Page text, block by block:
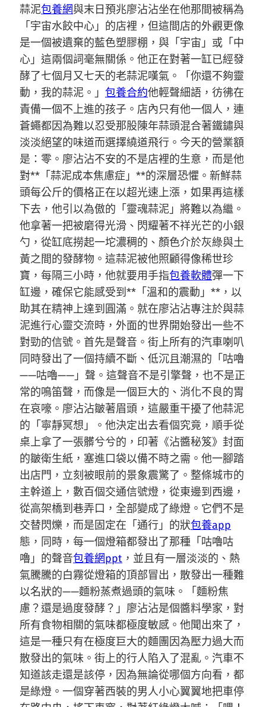
蒜泥包養網與末日預兆廖沾沾坐在他那間被稱為
「宇宙水餃中心」的店裡，但這間店的外觀更像
是一個被遺棄的藍色塑膠棚，與「宇宙」或「中
心」這兩個詞毫無關係。他正在對著一缸已經發
酵了七個月又七天的老蒜泥嘆氣。「你還不夠靈
動，我的蒜泥。」 包養合約他輕聲細語，彷彿在
責備一個不上進的孩子。店內只有他一個人，連
蒼蠅都因為難以忍受那股陳年蒜頭混合著鐵鏽與
淡淡絕望的味道而選擇繞道飛行。今天的營業額
是：零。廖沾沾不安的不是店裡的生意，而是他
對**「蒜泥成本焦慮症」**的深層恐懼。新鮮蒜
頭每公斤的價格正在以超光速上漲，如果再這樣
下去，他引以為傲的「靈魂蒜泥」將難以為繼。
他拿著一把被磨得光滑、閃耀著不祥光芒的小銀
勺，從缸底撈起一坨濃稠的、顏色介於灰綠與土
黃之間的發酵物。這蒜泥被他照顧得像稀世珍
寶，每隔三小時，他就要用手指包養軟體彈一下
缸邊，確保它能感受到**「溫和的震動」**，以
助其在精神上達到圓滿。就在廖沾沾專注於與蒜
泥進行心靈交流時，外面的世界開始發出一些不
對勁的信號。首先是聲音。街上所有的汽車喇叭
同時發出了一個持續不斷、低沉且潮濕的「咕嚕
——咕嚕——」聲。這聲音不是引擎聲，也不是正
常的鳴笛聲，而像是一個巨大的、消化不良的胃
在哀嚎。廖沾沾皺著眉頭，這嚴重干擾了他蒜泥
的「寧靜冥想」。他決定出去看個究竟，順手從
桌上拿了一張髒兮兮的，印著《沾醬秘笈》封面
的皺衛生紙，塞進口袋以備不時之需。他一腳踏
出店門，立刻被眼前的景象震驚了。整條城市的
主幹道上，數百個交通信號燈，從東邊到西邊，
從高架橋到巷弄口，全部變成了綠燈。它們不是
交替閃爍，而是固定在「通行」的狀包養app
態，同時，每一個燈箱都發出了那種「咕嚕咕
嚕」的聲音包養網ppt ，並且有一層淡淡的、熱
氣騰騰的白霧從燈箱的頂部冒出，散發出一種難
以名狀的——麵粉蒸煮過頭的氣味。「麵粉焦
慮？還是過度發酵？」廖沾沾是個醬料學家，對
所有食物相關的氣味都極度敏感。他聞出來了，
這是一種只有在極度巨大的麵團因為壓力過大而
散發出的氣味。街上的行人陷入了混亂。汽車不
知道該走還是該停，因為無論從哪個方向看，都
是綠燈。一個穿著西裝的男人小心翼翼地把車停